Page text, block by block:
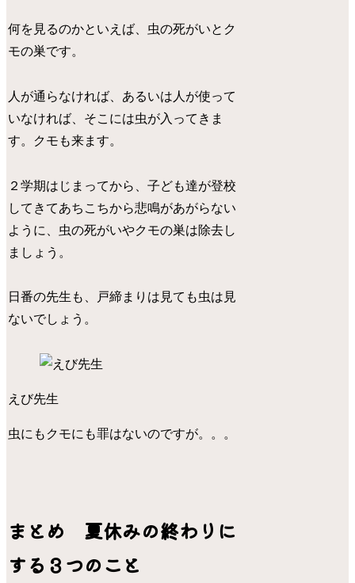
何を見るのかといえば、虫の死がいとク
モの巣です。
人が通らなければ、あるいは人が使って
いなければ、そこには虫が入ってきま
す。クモも来ます。
２学期はじまってから、子ども達が登校
してきてあちこちから悲鳴があがらない
ように、虫の死がいやクモの巣は除去し
ましょう。
日番の先生も、戸締まりは見ても虫は見
ないでしょう。
えび先生
虫にもクモにも罪はないのですが。。。
まとめ 夏休みの終わりに
する３つのこと